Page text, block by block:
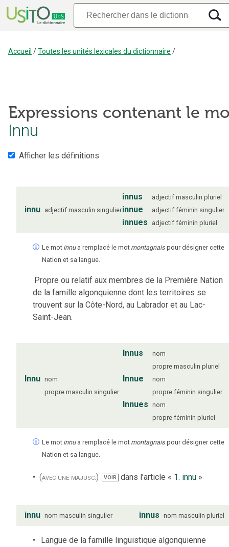
Accueil /Toutes les unités lexicales du dictionnaire /
Expressions contenant le
Innu
Afficher les définitions
innu adjectif masculin singulier
innus adjectif masculin pluriel
innue adjectif féminin singulier
innues adjectif féminin pluriel
Le mot innu a remplacé le mot montagnais pour désigner cette
Nation et sa langue.
Propre ou relatif aux membres de la Première Nation
de la famille algonquienne dont les territoires se
trouvent sur la Côte-Nord, au Labrador et au Lac-
Saint-Jean.
Innu nom
propre masculin singulier
Innus
nom
propre masculin pluriel
Innue
nom
propre féminin singulier
Innues nom
propre féminin pluriel
Le mot innu a remplacé le mot montagnais pour désigner cette
Nation et sa langue.
(avec une majusc.) VOIR dans l’article « 1. innu»
innu nom masculin singulier innus nom masculin pluriel
Langue de la famille linguistique algonquienne